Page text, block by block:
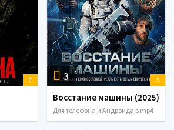
3
Восстание машины (2025)
Для телефона и Андроида в mp4